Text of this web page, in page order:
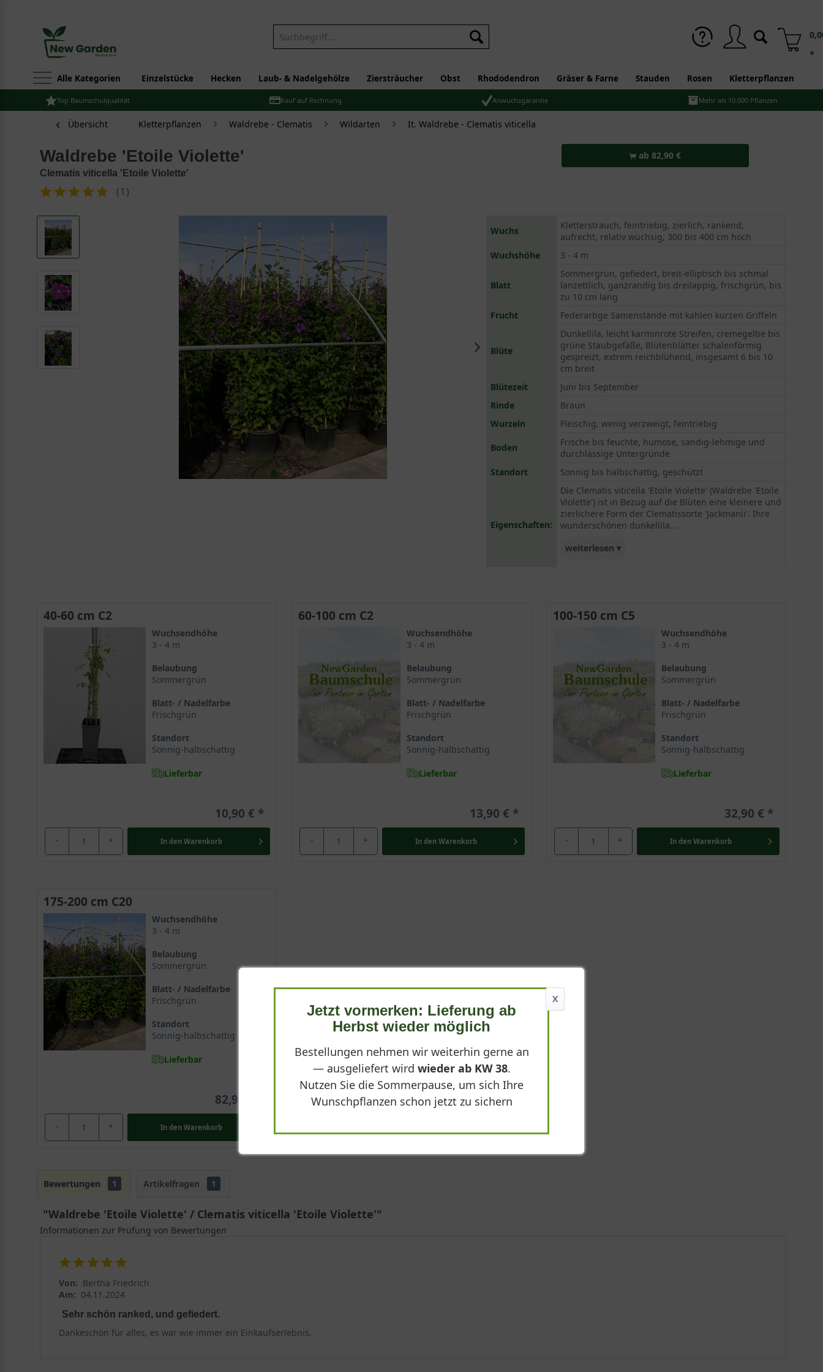
*
Alle Kategorien Einzelstücke Hecken Laub- & Nadelgehölze Ziersträucher Obst Rhododendron Gräser & Farne Stauden Rosen Kletterpflanzen
Top Baumschulqualität Kauf auf Rechnung Anwuchsgarantie Mehr als 10.000 Pflanzen
Übersicht Kletterpflanzen Waldrebe - Clematis Wildarten It. Waldrebe - Clematis viticella
Waldrebe 'Etoile Violette'
Clematis viticella 'Etoile Violette'
(1 )
ab 82,90 €
Wuchs
Kletterstrauch, feintriebig, zierlich, rankend,
aufrecht, relativ wüchsig, 300 bis 400 cm hoch
Wuchshöhe
3 - 4 m
Blatt
Sommergrün, gefiedert, breit-elliptisch bis schmal
lanzettlich, ganzrandig bis dreilappig, frischgrün, bis
zu 10 cm lang
Frucht
Federartige Samenstände mit kahlen kurzen Griffeln
Blüte
Dunkellila, leicht karminrote Streifen, cremegelbe bis
grüne Staubgefäße, Blütenblätter schalenförmig
gespreizt, extrem reichblühend, insgesamt 6 bis 10
cm breit
Blütezeit
Juni bis September
Rinde
Braun
Wurzeln
Fleischig, wenig verzweigt, feintriebig
Boden
Frische bis feuchte, humose, sandig-lehmige und
durchlässige Untergründe
Standort
Sonnig bis halbschattig, geschützt
Eigenschaften:
Die Clematis viticella 'Etoile Violette' (Waldrebe 'Etoile
Violette') ist in Bezug auf die Blüten eine kleinere und
zierlichere Form der Clematissorte 'Jackmanii'. Ihre
wunderschönen dunkellila...
weiterlesen ▾
Gerüsten, aber auch als Kübelpflanze sehr
ansprechend. Diese Sorte erweist sich zudem als
frosthart, wärmeliebend und krankheitsresistent.
Im Frühjahr sollte die Pflanze zurückgeschnitten
40-60 cm C2
Wuchsendhöhe
3 - 4 m
Belaubung
Sommergrün
Blatt- / Nadelfarbe
Frischgrün
Standort
Sonnig-halbschattig
Lieferbar
10,90 €
- + In den Warenkorb
60-100 cm C2
Wuchsendhöhe
3 - 4 m
Belaubung
Sommergrün
Blatt- / Nadelfarbe
Frischgrün
Standort
Sonnig-halbschattig
Lieferbar
13,90 €
- + In den Warenkorb
100-150 cm C5
Wuchsendhöhe
3 - 4 m
Belaubung
Sommergrün
Blatt- / Nadelfarbe
Frischgrün
Standort
Sonnig-halbschattig
Lieferbar
32,90 €
- + In den Warenkorb
175-200 cm C20
Wuchsendhöhe
3 - 4 m
Belaubung
Sommergrün
Blatt- / Nadelfarbe
Frischgrün
Standort
Sonnig-halbschattig
Lieferbar
82,90 €
- + In den Warenkorb
Bewertungen 1 Artikelfragen 1
"Waldrebe 'Etoile Violette' / Clematis viticella 'Etoile Violette'"
Informationen zur Prüfung von Bewertungen
Von: Bertha Friedrich
Am: 04.11.2024
Sehr schön ranked, und gefiedert.
Dankeschön für alles, es war wie immer ein Einkaufserlebnis.
X
Jetzt vormerken: Lieferung ab
Herbst wieder möglich
Bestellungen nehmen wir weiterhin gerne an
— ausgeliefert wird wieder ab KW 38.
Nutzen Sie die Sommerpause, um sich Ihre
Wunschpflanzen schon jetzt zu sichern